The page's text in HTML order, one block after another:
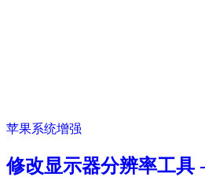
苹果系统增强
修改显示器分辨率工具